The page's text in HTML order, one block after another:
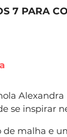
7 PARA
Alexandra
se inspirar
malha e